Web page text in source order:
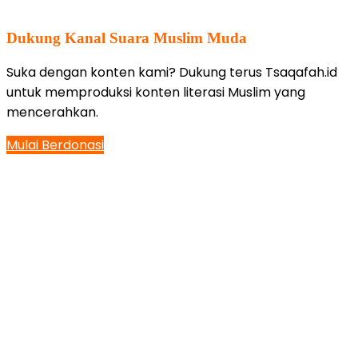
Dukung Kanal Suara Muslim Muda
Suka dengan konten kami? Dukung terus Tsaqafah.id
untuk memproduksi konten literasi Muslim yang
mencerahkan.
Mulai Berdonasi